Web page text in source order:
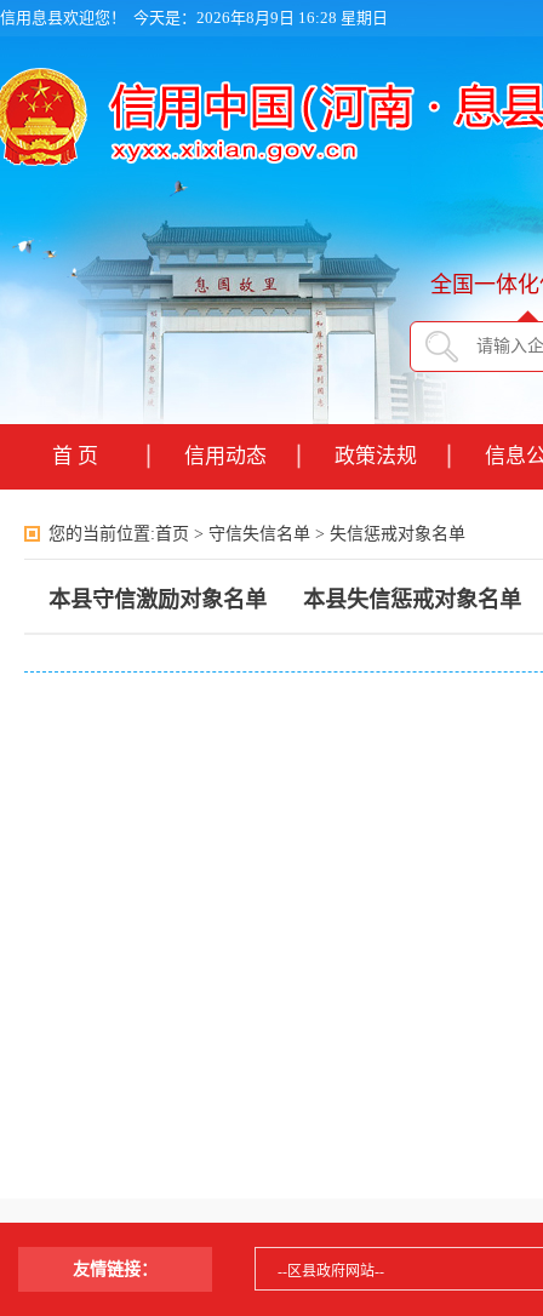
信用息县欢迎您！ 今天是：2026年8月9日 16:28 星期日
全国一体
首 页 信用动态 政策法规 信息
您的当前位置:首页 > 守信失信名单 > 失信惩戒对象名单
本县守信激励对象名单 本县失信惩戒对象名单
友情链接：